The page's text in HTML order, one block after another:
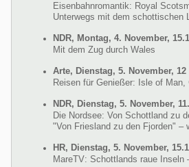
Eisenbahnromantik: Royal
Unterwegs mit dem schottischen
NDR, Montag, 4. November,
Mit dem Zug durch Wales
Arte, Dienstag, 5. November, 12
Reisen für Genießer: Isle of Man,
NDR, Dienstag, 5. November,
Die Nordsee: Von Schottland zu
"Von Friesland zu den Fjorden" –
HR, Dienstag, 5. November,
MareTV: Schottlands raue Inseln